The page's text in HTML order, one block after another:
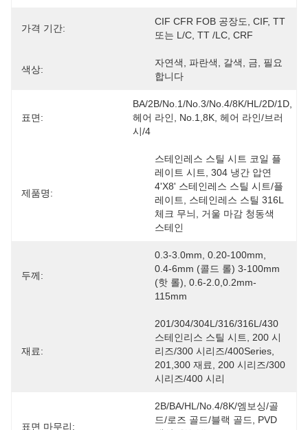
가격 기간:
CIF CFR FOB 공장도, CIF, TT
또는 L/C, TT /LC, CRF
색상:
자연색, 파란색, 갈색, 금, 필요
합니다
표면:
BA/2B/No.1/No.3/No.4/8K/HL/2D/1D,
헤어 라인, No.1,8K, 헤어 라인/브러
시/4
제품명:
스테인레스 스틸 시트 코일 플
레이트 시트, 304 냉간 압연
4'x8' 스테인레스 스틸 시트/플
레이트, 스테인레스 스틸 316L
체크 무늬, 거울 마감 청동색
스테인
두께:
0.3-3.0mm, 0.20-100mm,
0.4-6mm (콜드 롤) 3-100mm
(핫 롤), 0.6-2.0,0.2mm-
115mm
재료:
201/304/304L/316/316L/430
스테인리스 스틸 시트, 200 시
리즈/300 시리즈/400Series,
201,300 재료, 200 시리즈/300
시리즈/400 시리
표면 마무리:
2B/BA/HL/No.4/8K/엠보싱/골
드/로즈 골드/블랙 골드, PVD